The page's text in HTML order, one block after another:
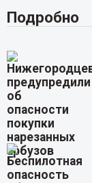
Подробно